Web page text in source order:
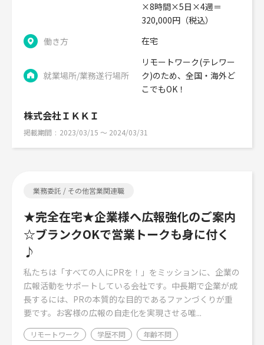
×8時間×5日×4週＝
320,000円（税込）
働き方
在宅
就業場所/業務遂行場所
リモートワーク(テレワー
ク)のため、全国・海外ど
こでもOK！
株式会社ＩＫＫＩ
掲載期間 2023/03/15 〜 2024/03/31
業務委託 / その他営業関連職
★完全在宅★企業様へ広報強化のご案内
☆ブランクOKで営業トークも身に付く
♪
私たちは「すべての人にPRを！」をミッションに、企業の
広報活動をサポートしている会社です。中長期で企業が成
長するには、PRの本質的な目的であるファンづくりが重
要です。お客様の広報の自走化を実現させる唯...
リモートワーク 学歴不問
年齢不問